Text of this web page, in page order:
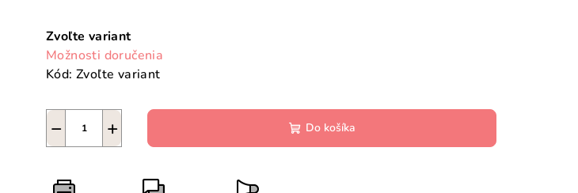
cena:
Zvoľte variant
Možnosti doručenia
Kód: Zvoľte variant
+
− Do košíka